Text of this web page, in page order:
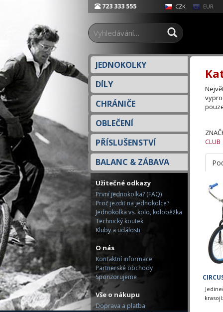
723 333 555 CZK EUR
JEDNOKOLKY
DÍLY
CHRÁNIČE
OBLEČENÍ
PŘÍSLUŠENSTVÍ
BALANC & ZÁBAVA
Užitečné odkazy
První jednokolka? (FAQ)
Proč jezdit na jednokolce?
Jednokolka vs. kolo, koloběžka
Technický koutek
Kluby a události
O nás
Kontaktní informace
Partnerské obchody
Sponzorujeme
Vše o nákupu
Doprava a platba
CLUB